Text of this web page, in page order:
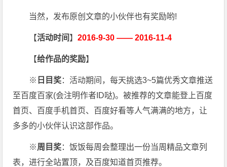
当然，发布原创文章的小伙伴也有奖励哟!
【活动时间 】2016-9-30 —— 2016-11-4
【给作品的奖励】
※ 日目奖：活动期间，每天挑选3~5篇优秀文章推送
至百度百家(会注明作者ID哒)。被推荐的文章能登上百度
首页、百度手机首页、百度好看等人气满满的地方，让
多多的小伙伴认识这部作品。
※周目奖：饭饭每周会整理出一份当周精品文章列
表，进行全站置顶，及百度知道首页推荐。